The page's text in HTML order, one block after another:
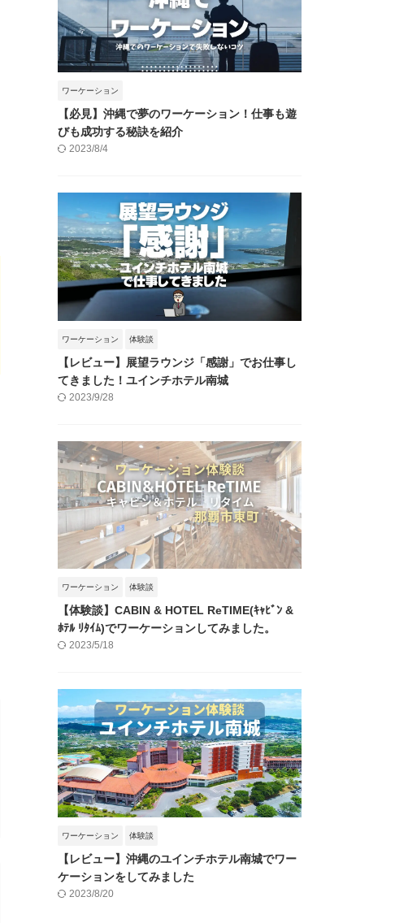
ワーケーション
【必見】沖縄で夢のワーケーション！仕事も遊
びも成功する秘訣を紹介
2023/8/4
ワーケーション 体験談
【レビュー】展望ラウンジ「感謝」でお仕事し
てきました！ユインチホテル南城
2023/9/28
ワーケーション 体験談
【体験談】CABIN & HOTEL ReTIME(ｷｬﾋﾞﾝ &
ﾎﾃﾙ ﾘﾀｲﾑ)でワーケーションしてみました。
2023/5/18
ワーケーション 体験談
【レビュー】沖縄のユインチホテル南城でワー
ケーションをしてみました
2023/8/20